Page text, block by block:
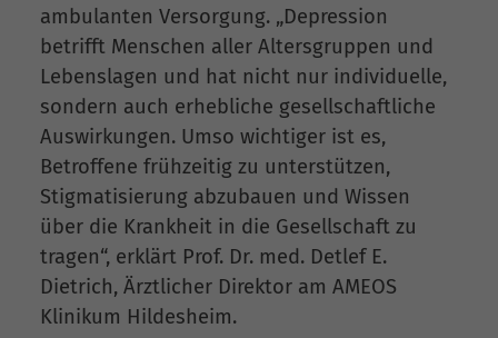
ambulanten Versorgung. „Depression
betrifft Menschen aller Altersgruppen und
Lebenslagen und hat nicht nur individuelle,
sondern auch erhebliche gesellschaftliche
Auswirkungen. Umso wichtiger ist es,
Betroffene frühzeitig zu unterstützen,
Stigmatisierung abzubauen und Wissen
über die Krankheit in die Gesellschaft zu
tragen“, erklärt Prof. Dr. med. Detlef E.
Dietrich, Ärztlicher Direktor am AMEOS
Klinikum Hildesheim.